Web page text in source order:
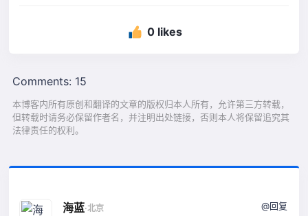
0 likes
Comments: 15
本博客内所有原创和翻译的文章的版权归本人所有，允许第三方转载，
但转载时请务必保留作者名，并注明出处链接，否则本人将保留追究其
法律责任的权利。
海蓝·北京
@回复